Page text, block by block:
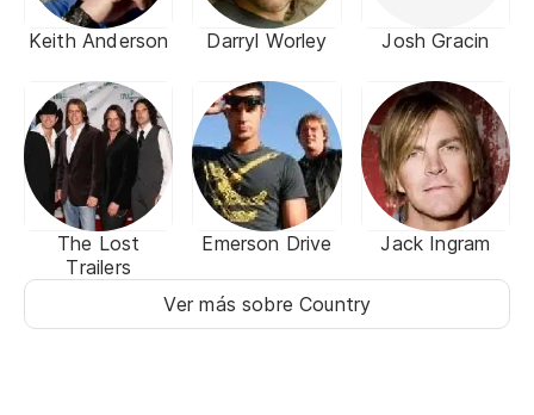
Keith Anderson Darryl Worley Josh Gracin
The Lost
Trailers
Emerson Drive Jack Ingram
Ver más sobre Country